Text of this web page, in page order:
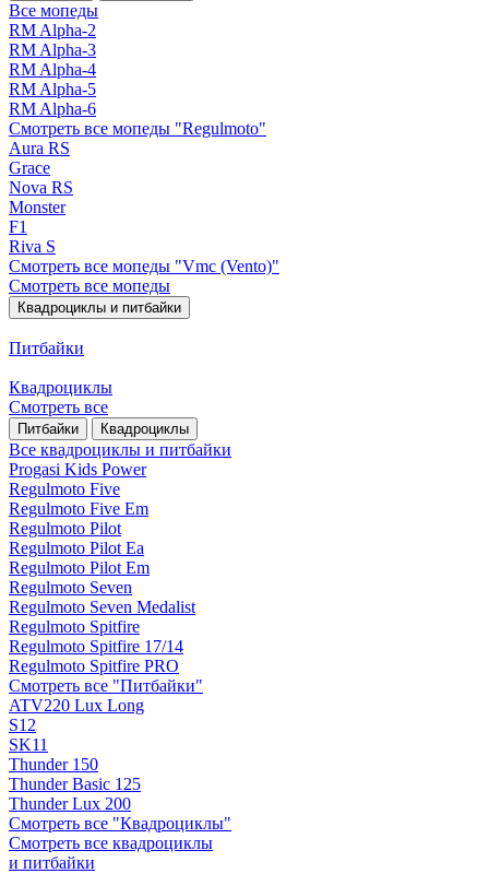
Все мопеды
RM Alpha-2
RM Alpha-3
RM Alpha-4
RM Alpha-5
RM Alpha-6
Смотреть все мопеды "Regulmoto"
Aura RS
Grace
Nova RS
Monster
F1
Riva S
Смотреть все мопеды "Vmc (Vento)"
Смотреть все мопеды
Квадроциклы и питбайки
Питбайки
Квадроциклы
Смотреть все
Питбайки Квадроциклы
Все квадроциклы и питбайки
Progasi Kids Power
Regulmoto Five
Regulmoto Five Em
Regulmoto Pilot
Regulmoto Pilot Ea
Regulmoto Pilot Em
Regulmoto Seven
Regulmoto Seven Medalist
Regulmoto Spitfire
Regulmoto Spitfire 17/14
Regulmoto Spitfire PRO
Смотреть все "Питбайки"
ATV220 Lux Long
S12
SK11
Thunder 150
Thunder Basic 125
Thunder Lux 200
Смотреть все "Квадроциклы"
Смотреть все квадроциклы
и питбайки